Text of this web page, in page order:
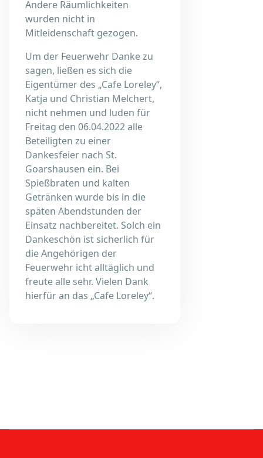
Andere Räumlichkeiten
wurden nicht in
Mitleidenschaft gezogen.
Um der Feuerwehr Danke zu
sagen, ließen es sich die
Eigentümer des „Cafe Loreley“,
Katja und Christian Melchert,
nicht nehmen und luden für
Freitag den 06.04.2022 alle
Beteiligten zu einer
Dankesfeier nach St.
Goarshausen ein. Bei
Spießbraten und kalten
Getränken wurde bis in die
späten Abendstunden der
Einsatz nachbereitet. Solch ein
Dankeschön ist sicherlich für
die Angehörigen der
Feuerwehr icht alltäglich und
freute alle sehr. Vielen Dank
hierfür an das „Cafe Loreley“.